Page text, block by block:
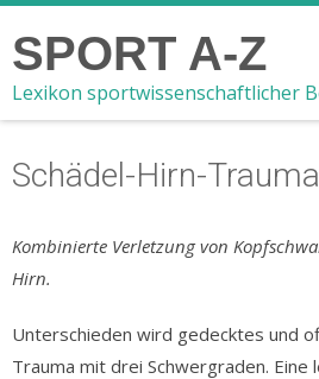
SPORT A-Z
Lexikon sportwissenschaftlicher
Schädel-Hirn-Trauma
Kombinierte Verletzung von
Hirn.
Unterschieden wird gedecktes und
Trauma mit drei Schwergraden. Eine